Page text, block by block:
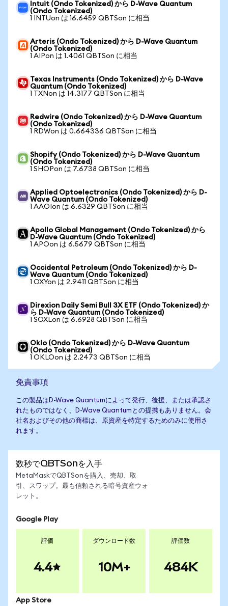
Intuit (Ondo Tokenized) から D-Wave Quantum
(Ondo Tokenized)
1 INTUon は 16.6459 QBTSon に相当
Arteris (Ondo Tokenized) から D-Wave Quantum
(Ondo Tokenized)
1 AIPon は 1.4061 QBTSon に相当
Texas Instruments (Ondo Tokenized) から D-Wave
Quantum (Ondo Tokenized)
1 TXNon は 14.3177 QBTSon に相当
Redwire (Ondo Tokenized) から D-Wave Quantum
(Ondo Tokenized)
1 RDWon は 0.664336 QBTSon に相当
Shopify (Ondo Tokenized) から D-Wave Quantum
(Ondo Tokenized)
1 SHOPon は 7.6738 QBTSon に相当
Applied Optoelectronics (Ondo Tokenized) から D-
Wave Quantum (Ondo Tokenized)
1 AAOIon は 6.6329 QBTSon に相当
Apollo Global Management (Ondo Tokenized) から
D-Wave Quantum (Ondo Tokenized)
1 APOon は 6.5679 QBTSon に相当
Occidental Petroleum (Ondo Tokenized) から D-
Wave Quantum (Ondo Tokenized)
1 OXYon は 2.9411 QBTSon に相当
Direxion Daily Semi Bull 3X ETF (Ondo Tokenized) か
ら D-Wave Quantum (Ondo Tokenized)
1 SOXLon は 6.6928 QBTSon に相当
Oklo (Ondo Tokenized) から D-Wave Quantum
(Ondo Tokenized)
1 OKLOon は 2.2473 QBTSon に相当
免責事項
この製品はD-Wave Quantumによって発行、後援、または承認さ
れたものではなく、D-Wave Quantumとの提携もありません。会
社名およびその他の商標は、原資産を特定するためのみに使用さ
れます。
数秒でQBTSonを入手
MetaMaskでQBTSonを購入、売却、取
引、スワップ。最も信頼される暗号資産ウォ
レット。
Google Play
評価
4.4
ダウンロード数
10M+
評価数
484K
App Store